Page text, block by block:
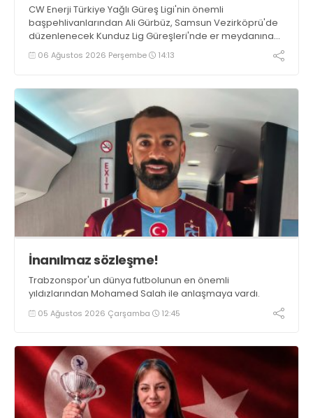
CW Enerji Türkiye Yağlı Güreş Ligi'nin önemli
başpehlivanlarından Ali Gürbüz, Samsun Vezirköprü'de
düzenlenecek Kunduz Lig Güreşleri'nde er meydanına
çıkmayacak.
06 Ağustos 2026 Perşembe 14:13
İnanılmaz sözleşme!
Trabzonspor'un dünya futbolunun en önemli
yıldızlarından Mohamed Salah ile anlaşmaya vardı.
05 Ağustos 2026 Çarşamba 12:45